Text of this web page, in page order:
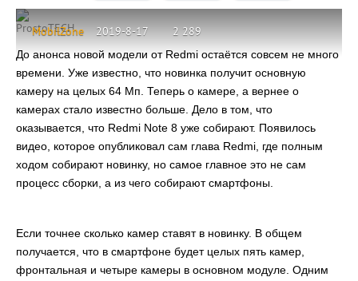
MobilZone 2019-8-17 2 289
ProstoTECH
До анонса новой модели от Redmi остаётся совсем не много
времени. Уже известно, что новинка получит основную
камеру на целых 64 Мп. Теперь о камере, а вернее о
камерах стало известно больше. Дело в том, что
оказывается, что Redmi Note 8 уже собирают. Появилось
видео, которое опубликовал сам глава Redmi, где полным
ходом собирают новинку, но самое главное это не сам
процесс сборки, а из чего собирают смартфоны.
Если точнее сколько камер ставят в новинку. В общем
получается, что в смартфоне будет целых пять камер,
фронтальная и четыре камеры в основном модуле. Одним